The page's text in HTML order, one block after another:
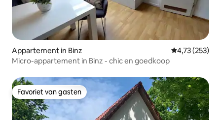
Appartement in Binz Gemiddelde
4,73 (253)
Micro-appartement in Binz - chic en goedkoop
Favoriet van gasten
Favoriet van gasten